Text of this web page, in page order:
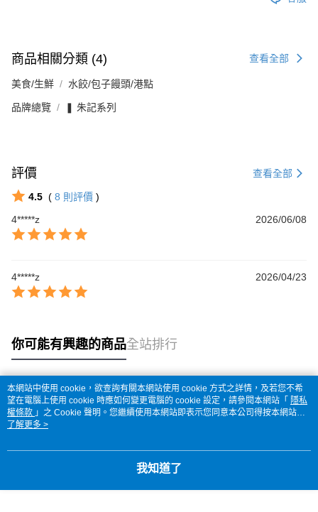
商品相關分類 (4) 查看全部
美食/生鮮 水餃/包子饅頭/港點
品牌總覽 ❚ 朱記系列
評價 查看全部
4.5 ( 8 則評價 )
4*****z
2026/06/08
4*****z 2026/04/23
你可能有興趣的商品全站排行
熱門標籤
本網站中使用 cookie，欲查詢有關本網站使用 cookie 方式之詳情，及若您不希
望在電腦上使用 cookie 時應如何變更電腦的 cookie 設定，請參閱本網站「 隱私
權條款 」之 Cookie 聲明。您繼續使用本網站即表示您同意本公司得按本網站使
用條款之 Cookie 聲明使用 cookie。
了解更多 >
我知道了